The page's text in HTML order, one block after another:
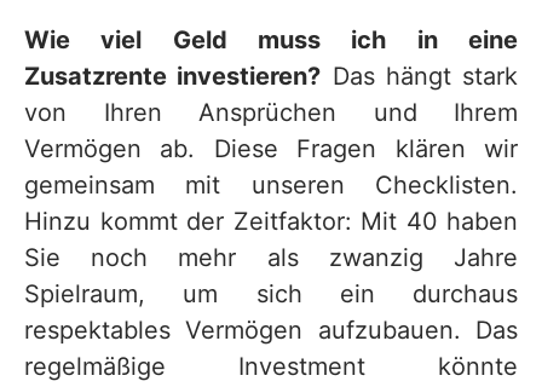
Wie viel Geld muss ich in eine
Zusatzrente investieren? Das hängt stark
von Ihren Ansprüchen und Ihrem
Vermögen ab. Diese Fragen klären wir
gemeinsam mit unseren Checklisten.
Hinzu kommt der Zeitfaktor: Mit 40 haben
Sie noch mehr als zwanzig Jahre
Spielraum, um sich ein durchaus
respektables Vermögen aufzubauen. Das
regelmäßige Investment könnte